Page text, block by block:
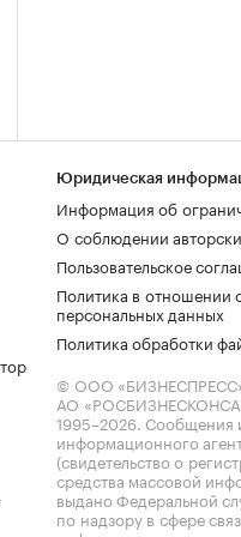
Юридическая
Информация об
О соблюдении
Пользовательское
Политика в отношении
персональных данных
Политика обработки
© ООО
АО
1995–2026. Сообщения
информационного
(свидетельство о
средства массовой
выдано Федеральной
по надзору в сфере